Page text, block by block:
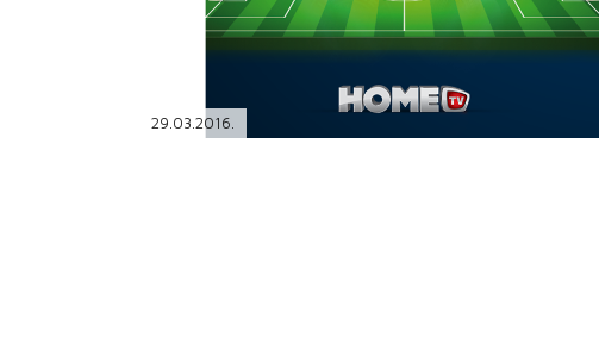
29.03.2016.